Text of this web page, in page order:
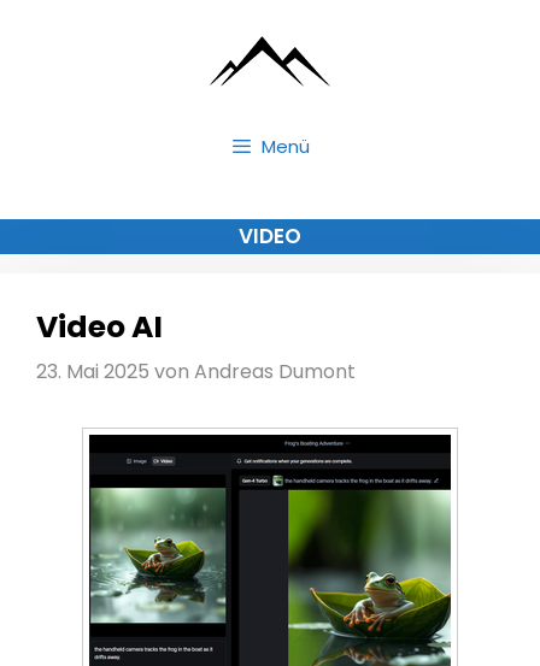
Menü
VIDEO
Video AI
23. Mai 2025 von Andreas Dumont